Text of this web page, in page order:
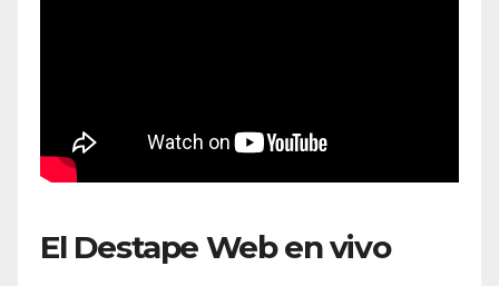
El Destape Web en vivo